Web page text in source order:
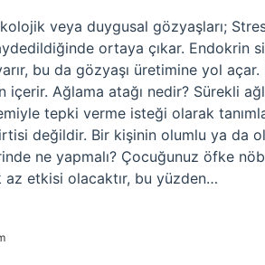
veya duygusal gözyaşları;
ortaya çıkar. Endokrin
bu da gözyaşı üretimine yol
içerir. Ağlama atağı nedir? Sürekli
tepki verme isteği olarak
değildir. Bir kişinin olumlu ya da
ne yapmalı? Çocuğunuz öfke
az etkisi olacaktır, bu yüzden…